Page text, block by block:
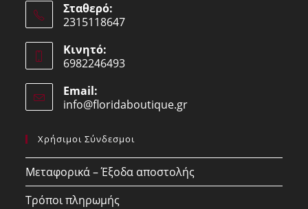
Σταθερό:
2315118647
in
your
application
Κινητό:
6982246493
in
your
Email:
info@floridaboutique.grOpens
Χρήσιμοι Σύνδεσμοι
Μεταφορικά – Έξοδα αποστολής
Τρόποι πληρωμής